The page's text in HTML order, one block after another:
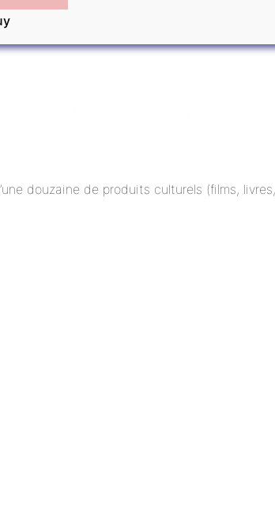
douzaine de produits culturels (films,